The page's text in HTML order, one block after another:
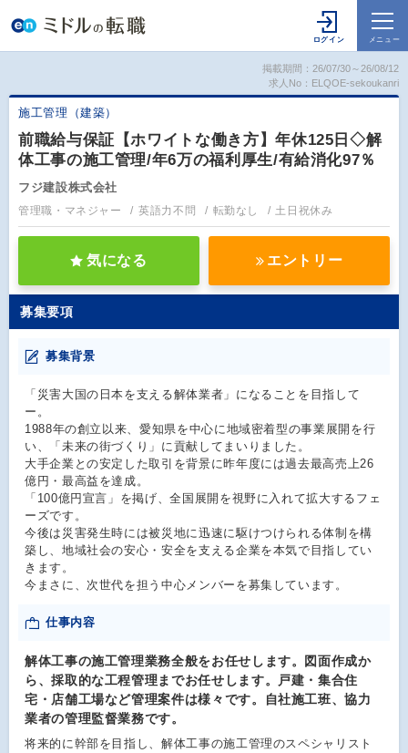
掲載期間：26/07/30～26/08/12
求人No：ELQOE-sekoukanri
施工管理（建築）
前職給与保証【ホワイトな働き方】年休125日◇解
体工事の施工管理/年6万の福利厚生/有給消化97％
フジ建設株式会社
管理職・マネジャー 英語力不問 転勤なし 土日祝休み
気になる エントリー
募集要項
募集背景
「災害大国の日本を支える解体業者」になることを目指して
ー。
1988年の創立以来、愛知県を中心に地域密着型の事業展開を行
い、「未来の街づくり」に貢献してまいりました。
大手企業との安定した取引を背景に昨年度には過去最高売上26
億円・最高益を達成。
「100億円宣言」を掲げ、全国展開を視野に入れて拡大するフェ
ーズです。
今後は災害発生時には被災地に迅速に駆けつけられる体制を構
築し、地域社会の安心・安全を支える企業を本気で目指してい
きます。
今まさに、次世代を担う中心メンバーを募集しています。
仕事内容
解体工事の施工管理業務全般をお任せします。図面作成か
ら、採取的な工程管理までお任せします。戸建・集合住
宅・店舗工場など管理案件は様々です。自社施工班、協力
業者の管理監督業務です。
将来的に幹部を目指し、解体工事の施工管理のスペシャリスト